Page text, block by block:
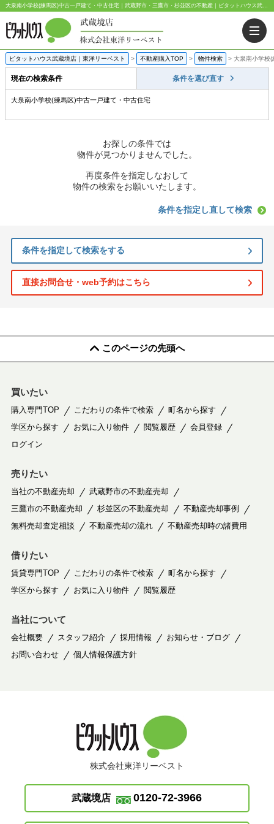
大泉南小学校(練馬区)中古一戸建て・中古住宅｜武蔵野市・三鷹市・杉並区の不動産｜ピタットハウス武蔵境店・阿佐ヶ谷店
ピタットハウス武蔵境店｜東洋リーベスト > 不動産購入TOP > 物件検索 > 大泉南小学校
現在の検索条件 条件を選び直す
大泉南小学校(練馬区)中古一戸建て・中古住宅
お探しの条件では
物件が見つかりませんでした。
再度条件を指定しなおして
物件の検索をお願いいたします。
条件を指定し直して検索
条件を指定して検索をする
直接お問合せ・web予約はこちら
このページの先頭へ
買いたい
購入専門TOP こだわりの条件で検索
町名から探す
学区から探す
お気に入り物件 閲覧履歴
会員登録
ログイン
売りたい
当社の不動産売却
武蔵野市の不動産売却
三鷹市の不動産売却
杉並区の不動産売却
不動産売却事例
無料売却査定相談
不動産売却の流れ 不動産売却時の諸費用
借りたい
賃貸専門TOP こだわりの条件で検索
町名から探す
学区から探す
お気に入り物件 閲覧履歴
当社について
会社概要 スタッフ紹介 採用情報
お知らせ・ブログ
お問い合わせ
個人情報保護方針
株式会社東洋リーベスト
武蔵境店 0120-72-3966